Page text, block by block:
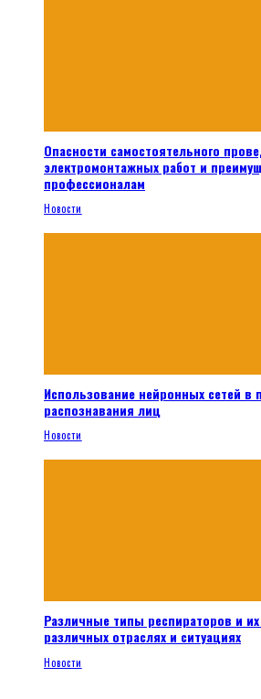
Опасности самостоятельного
электромонтажных работ и
профессионалам
Новости
Использование нейронных сетей в
распознавания лиц
Новости
Различные типы респираторов и
различных отраслях и ситуациях
Новости